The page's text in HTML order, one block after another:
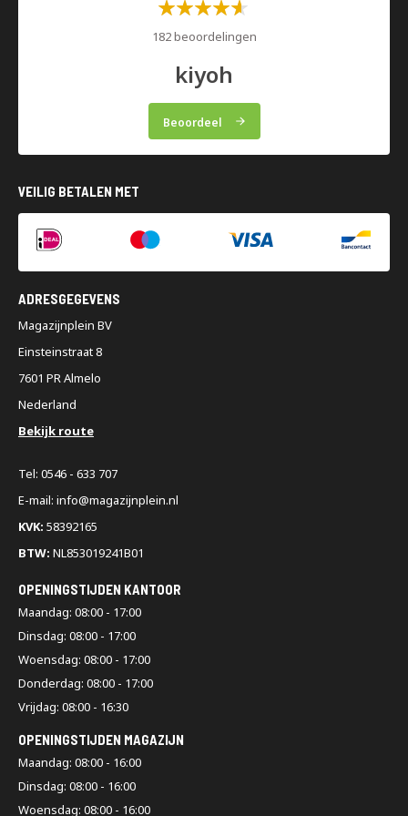
Waardering:
182 beoordelingen
kiyoh
Beoordeel
VEILIG BETALEN MET
ADRESGEGEVENS
Magazijnplein BV
Einsteinstraat 8
7601 PR Almelo
Nederland
Bekijk route
Tel: 0546 - 633 707
E-mail: info@magazijnplein.nl
KVK: 58392165
BTW: NL853019241B01
OPENINGSTIJDEN KANTOOR
Maandag: 08:00 - 17:00
Dinsdag: 08:00 - 17:00
Woensdag: 08:00 - 17:00
Donderdag: 08:00 - 17:00
Vrijdag: 08:00 - 16:30
OPENINGSTIJDEN MAGAZIJN
Maandag: 08:00 - 16:00
Dinsdag: 08:00 - 16:00
Woensdag: 08:00 - 16:00